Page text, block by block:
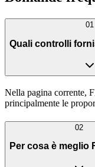
01
Quali controlli
Nella pagina corrente,
principalmente le
02
Per cosa è meglio